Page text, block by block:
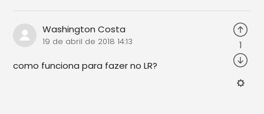
Washington Costa
19 de abril de 2018 14:13
como funciona para fazer no LR?
1